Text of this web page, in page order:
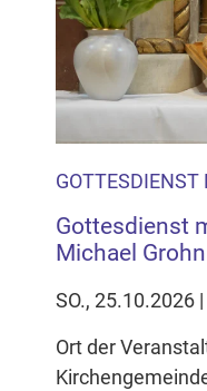
Gottesdienst
Michael Grohn
SO., 25.10.2026
Ort der